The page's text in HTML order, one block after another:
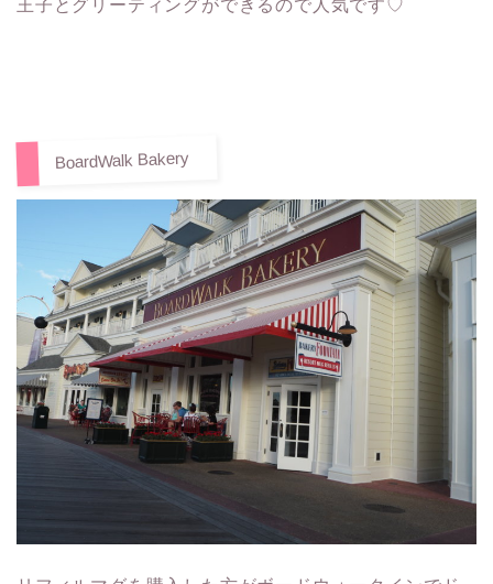
王子とグリーティングができるので人気です♡
BoardWalk Bakery